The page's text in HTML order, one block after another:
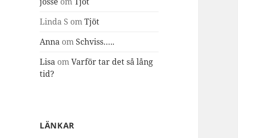
Linda S omTjöt
Anna om Schviss…..
Lisa omVarför tar det så lång
tid?
LÄNKAR